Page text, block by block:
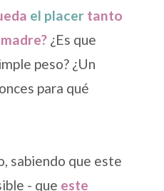
el placertanto
¿Es que
peso? ¿Un
para qué
sabiendo que este
- que este